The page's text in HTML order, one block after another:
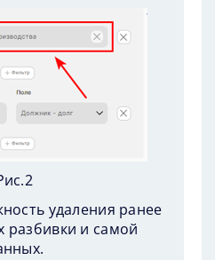
удаления ранее
и самой